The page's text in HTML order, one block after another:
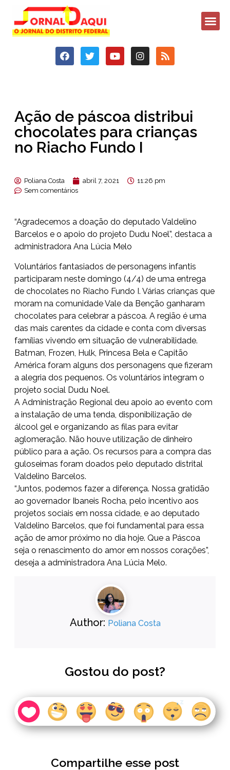
Ação de páscoa distribui
chocolates para crianças
no Riacho Fundo I
Poliana Costa abril 7, 2021
11:26 pm
Sem comentários
“Agradecemos a doação do deputado Valdelino
Barcelos e o apoio do projeto Dudu Noel”, destaca a
administradora Ana Lúcia Melo
Voluntários fantasiados de personagens infantis
participaram neste domingo (4/4) de uma entrega
de chocolates no Riacho Fundo I. Várias crianças que
moram na comunidade Vale da Benção ganharam
chocolates para celebrar a páscoa. A região é uma
das mais carentes da cidade e conta com diversas
famílias vivendo em situação de vulnerabilidade.
Batman, Frozen, Hulk, Princesa Bela e Capitão
América foram alguns dos personagens que fizeram
a alegria dos pequenos. Os voluntários integram o
projeto social Dudu Noel.
A Administração Regional deu apoio ao evento com
a instalação de uma tenda, disponibilização de
álcool gel e organizando as filas para evitar
aglomeração. Não houve utilização de dinheiro
público para a ação. Os recursos para a compra das
guloseimas foram doados pelo deputado distrital
Valdelino Barcelos.
“Juntos, podemos fazer a diferença. Nossa gratidão
ao governador Ibaneis Rocha, pelo incentivo aos
projetos sociais em nossa cidade, e ao deputado
Valdelino Barcelos, que foi fundamental para essa
ação de amor próximo no dia hoje. Que a Páscoa
seja o renascimento do amor em nossos corações”,
deseja a administradora Ana Lúcia Melo.
Author: Poliana Costa
Gostou do post?
Compartilhe esse post